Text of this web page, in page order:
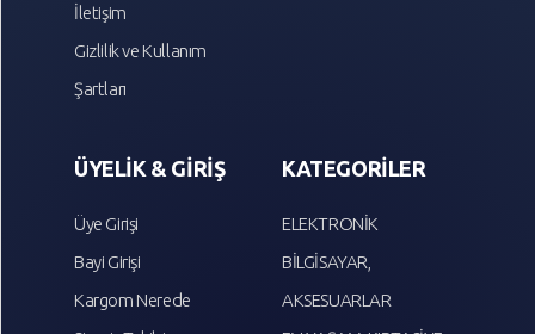
İletişim
Gizlilik ve Kullanım
Şartları
ÜYELİK & GİRİŞ
Üye Girişi
Bayi Girişi
Kargom Nerede
KATEGORİLER
ELEKTRONİK
BİLGİSAYAR,
AKSESUARLAR